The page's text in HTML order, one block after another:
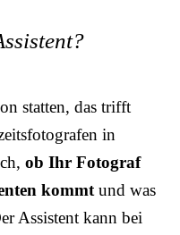
statten, das trifft
in
ob Ihr Fotograf
kommt und was
Assistent kann bei